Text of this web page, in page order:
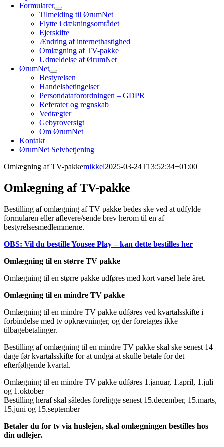
Formularer
Tilmelding til ØrumNet
Flytte i dækningsområdet
Ejerskifte
Ændring af internethastighed
Omlægning af TV-pakke
Udmeldelse af ØrumNet
ØrumNet
Bestyrelsen
Handelsbetingelser
Persondataforordningen – GDPR
Referater og regnskab
Vedtægter
Gebyroversigt
Om ØrumNet
Kontakt
ØrumNet Selvbetjening
Omlægning af TV-pakkemikkel2025-03-24T13:52:34+01:00
Omlægning af TV-pakke
Bestilling af omlægning af TV pakke bedes ske ved at udfylde
formularen eller aflevere/sende brev herom til en af
bestyrelsesmedlemmerne.
OBS: Vil du bestille Yousee Play – kan dette bestilles her
Omlægning til en større TV pakke
Omlægning til en større pakke udføres med kort varsel hele året.
Omlægning til en mindre TV pakke
Omlægning til en mindre TV pakke udføres ved kvartalsskifte i
forbindelse med tv opkrævninger, og der foretages ikke
tilbagebetalinger.
Bestilling af omlægning til en mindre TV pakke skal ske senest 14
dage før kvartalsskifte for at undgå at skulle betale for det
efterfølgende kvartal.
Omlægning til en mindre TV pakke udføres 1.januar, 1.april, 1.juli
og 1.oktober
Bestilling heraf skal således foreligge senest 15.december, 15.marts,
15.juni og 15.september
Betaler du for tv via huslejen, skal omlægningen bestilles hos
din udlejer.